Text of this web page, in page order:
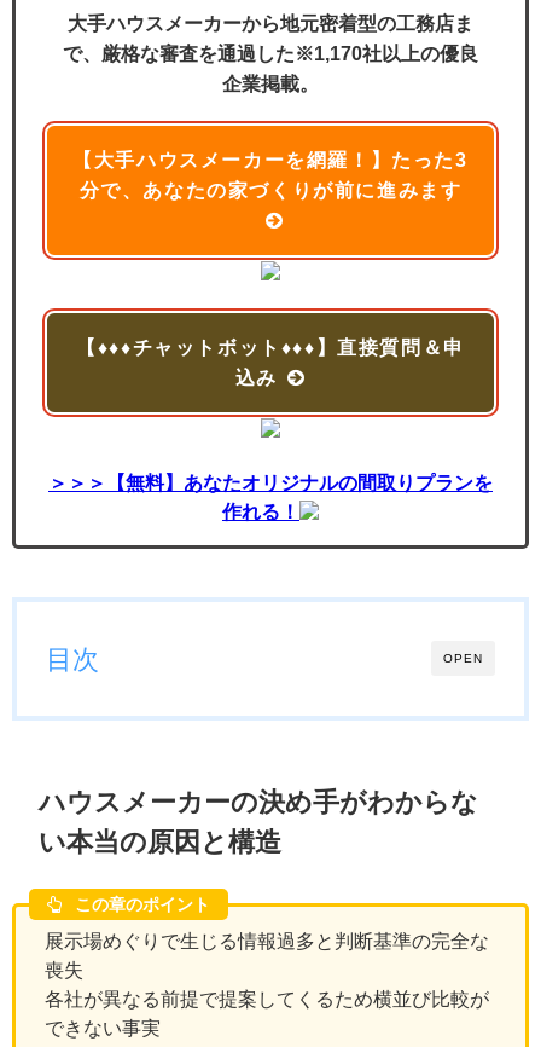
大手ハウスメーカーから地元密着型の工務店ま
で、厳格な審査を通過した※1,170社以上の優良
企業掲載。
【大手ハウスメーカーを網羅！】たった3
分で、あなたの家づくりが前に進みます
【♦♦♦チャットボット♦♦♦】直接質問＆申
込み
＞＞＞【無料】あなたオリジナルの間取りプランを
作れる！
OPEN
目次
ハウスメーカーの決め手がわからな
い本当の原因と構造
この章のポイント
展示場めぐりで生じる情報過多と判断基準の完全な
喪失
各社が異なる前提で提案してくるため横並び比較が
できない事実